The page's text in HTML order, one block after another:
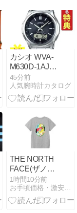
カシオ WVA-
M630D-1AJF
ソーラー電波
時計の魅力
45分前
人気腕時計カタログ
THE NORTH
FACE(ザノー
スフェイス)
ショートスリ
ーブイーエス
1時間10分前